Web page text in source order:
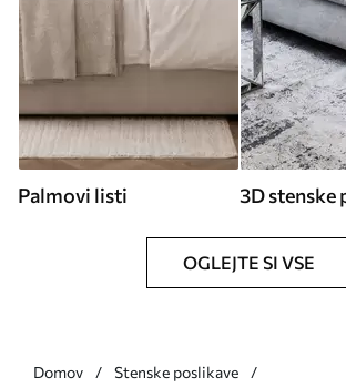
Palmovi listi 3D stenske
OGLEJTE SI VSE
Domov
Stenske poslikave